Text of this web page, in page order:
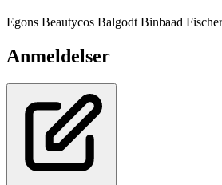
Egons Beautycos Balgodt Binbaad Fischer
Anmeldelser